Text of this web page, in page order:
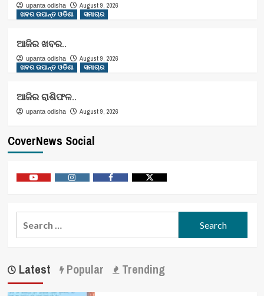
upanta odisha
August 9, 2026
ଖବର ଉପାନ୍ତ ଓଡିଶା
ସମାଚାର
ଆଜିର ଖବର..
upanta odisha
August 9, 2026
ଖବର ଉପାନ୍ତ ଓଡିଶା
ସମାଚାର
ଆଜିର ରାଶିଫଳ..
upanta odisha August 9, 2026
CoverNews Social
Latest Popular Trending